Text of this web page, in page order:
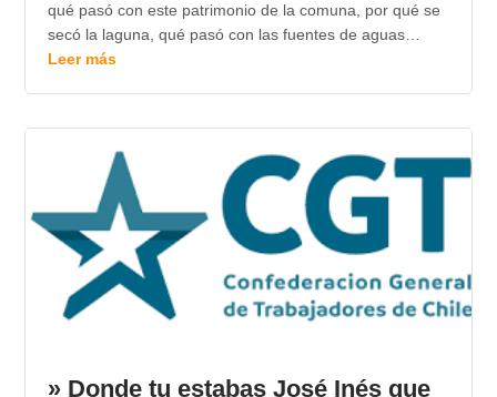
qué pasó con este patrimonio de la comuna, por qué se
secó la laguna, qué pasó con las fuentes de aguas…
Leer más
» Donde tu estabas José Inés que